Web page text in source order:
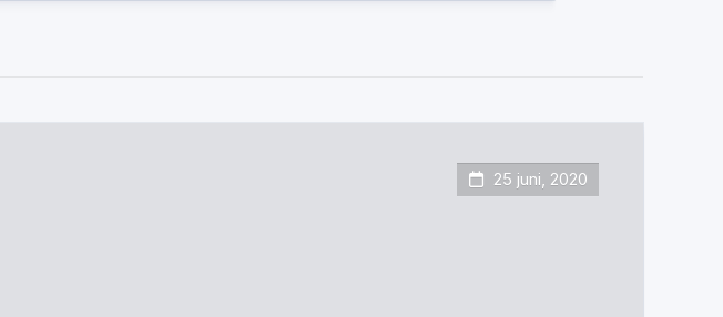
25 juni, 2020